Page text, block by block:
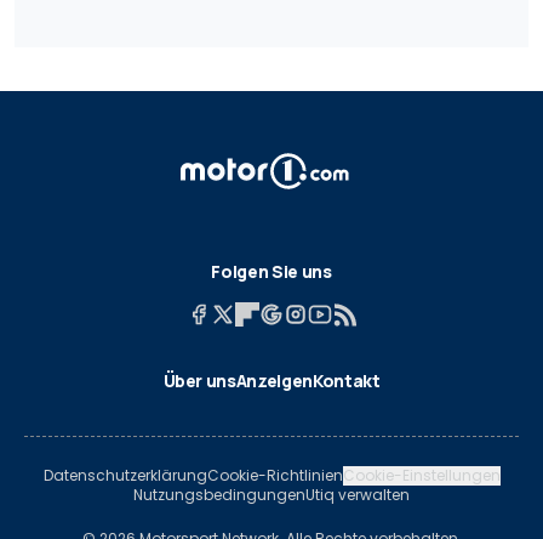
Folgen Sie uns
Über unsAnzeigenKontakt
DatenschutzerklärungCookie-RichtlinienCookie-Einstellungen
NutzungsbedingungenUtiq verwalten